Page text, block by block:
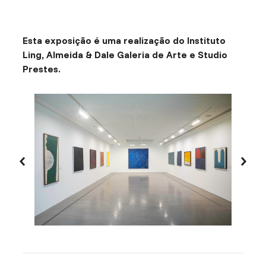
Esta exposição é uma realização do Instituto
Ling, Almeida & Dale Galeria de Arte e Studio
Prestes.